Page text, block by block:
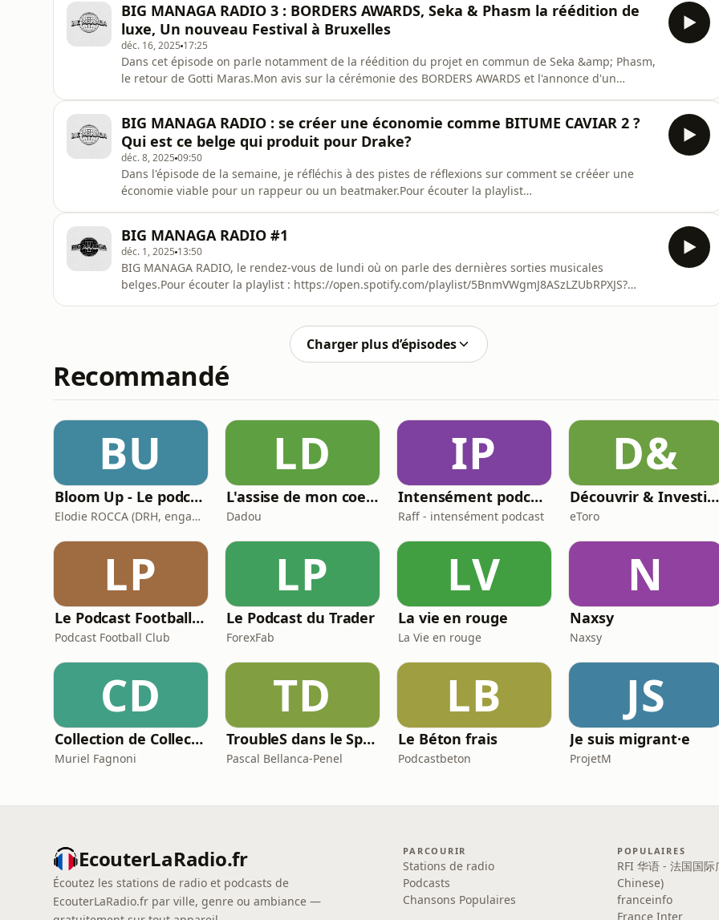
aucune vidéo :➕
BIG MANAGA RADIO 3 : BORDERS AWARDS, Seka & Phasm la réédition de
luxe, Un nouveau Festival à Bruxelles
déc. 16, 2025 17:25
Dans cet épisode on parle notamment de la réédition du projet en commun de Seka &amp; Phasm,
le retour de Gotti Maras.Mon avis sur la cérémonie des BORDERS AWARDS et l'annonce d'un
ne louper a
BIG MANAGA RADIO : se créer une économie comme BITUME CAVIAR 2 ?
Qui est ce belge qui produit pour Drake?
déc. 8, 2025 09:50
Dans l'épisode de la semaine, je réfléchis à des pistes de réflexions sur comment se crééer une
économie viable pour un rappeur ou un beatmaker.Pour écouter la playlist
BIG MANAGA RADIO #1
déc. 1, 2025 13:50
BIG MANAGA RADIO, le rendez-vous de lundi où on parle des dernières sorties musicales
belges.Pour écouter la playlist : https://open.spotify.com/playlist/5BnmVWgmJ8ASzLZUbRPXJS?
: https://www.tiktok.com/@bigmanaga.podcastFacebook : http
Charger plus d’épisodes
Recommandé
BU
Bloom Up - Le podcast des parents d'aujourd'hui
Elodie ROCCA (DRH, engagée pour une parentalité épanouie)
LD
L'assise de mon coeur
Dadou
IP
Intensément podcast - L'univers des HPI, Neuroatypiques & Co
Raff - intensément podcast
D&
Découvrir & Investir par etoro
eToro
LP
Le Podcast Football Club – le Foot, raconté par ceux qui le vivent !
Podcast Football Club
LP
Le Podcast du Trader
ForexFab
LV
La vie en rouge
La Vie en rouge
N
Naxsy
Naxsy
CD
Collection de Collectionneurs
Muriel Fagnoni
TD
TroubleS dans le Spectre
Pascal Bellanca-Penel
LB
Le Béton frais
Podcastbeton
JS
Je suis migrant·e
ProjetM
EcouterLaRadio.fr
Écoutez les stations de radio et podcasts de
EcouterLaRadio.fr par ville, genre ou ambiance —
PARCOURIR
Stations de radio
Podcasts
Chansons Populaires
POPULAIRES
RFI 华语 - 法国国际
Chinese)
franceinfo
France Inter